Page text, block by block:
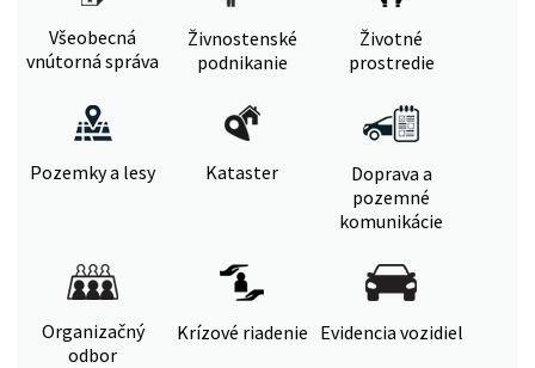
Všeobecná
vnútorná správa
Živnostenské
podnikanie
Životné
prostredie
Pozemky a lesy Kataster
Doprava a
pozemné
komunikácie
Organizačný
odbor
Krízové riadenie Evidencia vozidiel